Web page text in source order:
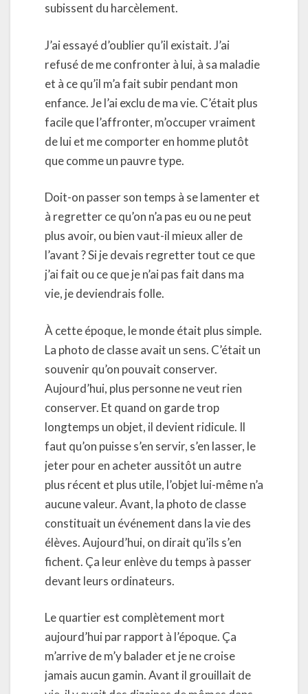
subissent du harcèlement.
J’ai essayé d’oublier qu’il existait. J’ai
refusé de me confronter à lui, à sa maladie
et à ce qu’il m’a fait subir pendant mon
enfance. Je l’ai exclu de ma vie. C’était plus
facile que l’affronter, m’occuper vraiment
de lui et me comporter en homme plutôt
que comme un pauvre type.
Doit-on passer son temps à se lamenter et
à regretter ce qu’on n’a pas eu ou ne peut
plus avoir, ou bien vaut-il mieux aller de
l’avant ? Si je devais regretter tout ce que
j’ai fait ou ce que je n’ai pas fait dans ma
vie, je deviendrais folle.
À cette époque, le monde était plus simple.
La photo de classe avait un sens. C’était un
souvenir qu’on pouvait conserver.
Aujourd’hui, plus personne ne veut rien
conserver. Et quand on garde trop
longtemps un objet, il devient ridicule. Il
faut qu’on puisse s’en servir, s’en lasser, le
jeter pour en acheter aussitôt un autre
plus récent et plus utile, l’objet lui-même n’a
aucune valeur. Avant, la photo de classe
constituait un événement dans la vie des
élèves. Aujourd’hui, on dirait qu’ils s’en
fichent. Ça leur enlève du temps à passer
devant leurs ordinateurs.
Le quartier est complètement mort
aujourd’hui par rapport à l’époque. Ça
m’arrive de m’y balader et je ne croise
jamais aucun gamin. Avant il grouillait de